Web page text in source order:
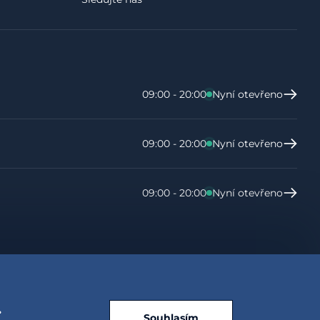
09:00 - 20:00 Nyní otevřeno
09:00 - 20:00 Nyní otevřeno
09:00 - 20:00 Nyní otevřeno